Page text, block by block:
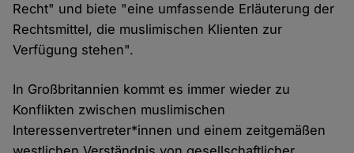
Recht" und biete "eine umfassende Erläuterung der
Rechtsmittel, die muslimischen Klienten zur
Verfügung stehen".
In Großbritannien kommt es immer wieder zu
Konflikten zwischen muslimischen
Interessenvertreter*innen und einem zeitgemäßen